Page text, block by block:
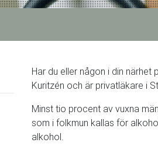
Har du eller någon i din
Kuritzén och är privatläkare i
Minst tio procent av vuxna
som i folkmun kallas för
alkohol.